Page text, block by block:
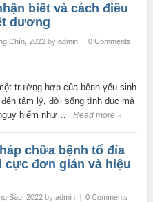
biết và cách điều
dương
Chín, 2022by admin | 0 Comments
trường hợp của bệnh yếu sinh
tâm lý, đời sống tình dục mà
hiểm như…
Read more »
chữa bệnh tổ đỉa
cực đơn giản và hiệu
Sáu, 2022by admin | 0 Comments